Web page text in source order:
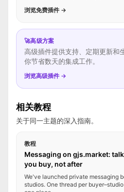
浏览免费插件 →
🚀高级方案
高级插件提供支持、定期更新
你节省数天的集成工作。
浏览高级插件 →
相关教程
关于同一主题的深入指南。
教程
Messaging on gjs.market:
you buy, not after
We've launched private messaging
studios. One thread per